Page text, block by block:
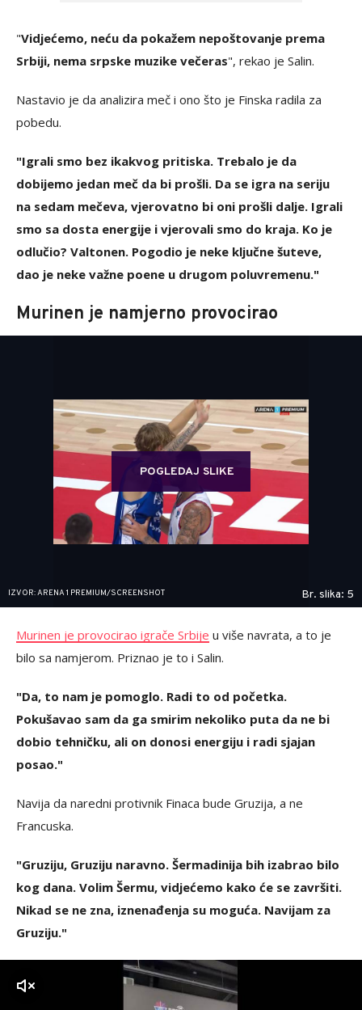
"Vidjećemo, neću da pokažem nepoštovanje prema
Srbiji, nema srpske muzike večeras", rekao je Salin.
Nastavio je da analizira meč i ono što je Finska radila za
pobedu.
"Igrali smo bez ikakvog pritiska. Trebalo je da
dobijemo jedan meč da bi prošli. Da se igra na seriju
na sedam mečeva, vjerovatno bi oni prošli dalje. Igrali
smo sa dosta energije i vjerovali smo do kraja. Ko je
odlučio? Valtonen. Pogodio je neke ključne šuteve,
dao je neke važne poene u drugom poluvremenu."
Murinen je namjerno provocirao
POGLEDAJ SLIKE
IZVOR: ARENA 1 PREMIUM/SCREENSHOT Br. slika: 5
Murinen je provocirao igrače Srbije u više navrata, a to je
bilo sa namjerom. Priznao je to i Salin.
"Da, to nam je pomoglo. Radi to od početka.
Pokušavao sam da ga smirim nekoliko puta da ne bi
dobio tehničku, ali on donosi energiju i radi sjajan
posao."
Navija da naredni protivnik Finaca bude Gruzija, a ne
Francuska.
"Gruziju, Gruziju naravno. Šermadinija bih izabrao bilo
kog dana. Volim Šermu, vidjećemo kako će se završiti.
Nikad se ne zna, iznenađenja su moguća. Navijam za
Gruziju."